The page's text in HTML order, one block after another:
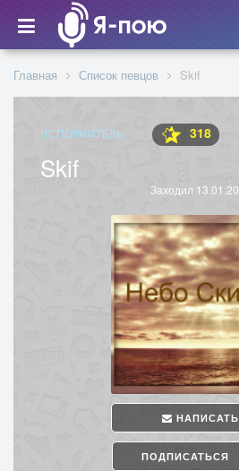
Главная Список певцов Skif
ИСПОЛНИТЕЛЬ 318
Skif
Заходил
НАПИСАТЬ
ПОДПИСАТЬСЯ